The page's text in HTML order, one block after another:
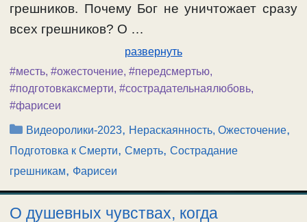
грешников. Почему Бог не уничтожает сразу
всех грешников? О …
развернуть
#месть, #ожесточение, #передсмертью,
#подготовкаксмерти, #сострадательнаялюбовь,
#фарисеи
Рубрики
Видеоролики-2023, Нераскаянность, Ожесточение,
Подготовка к Смерти, Смерть, Сострадание
грешникам, Фарисеи
О душевных чувствах, когда